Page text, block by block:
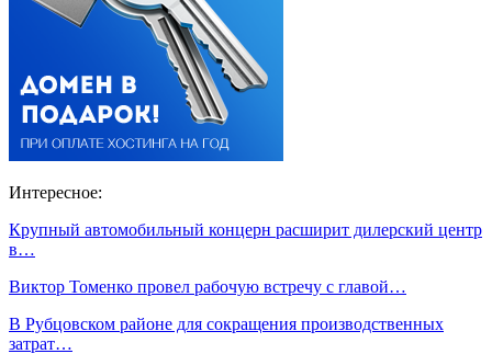
Интересное:
Крупный автомобильный концерн расширит дилерский центр
в…
Виктор Томенко провел рабочую встречу с главой…
В Рубцовском районе для сокращения производственных
затрат…